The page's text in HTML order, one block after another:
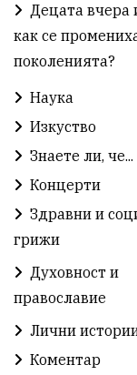
Градски
Безплатни
Зелена Енергия
Книги
Ден на
Детски градини
Разрушеното
Избори 2026
Децата вчера
как се
поколенията?
Наука
Изкуство
Знаете ли, че...
Концерти
Здравни и
грижи
Духовност и
православие
Лични
Коментар